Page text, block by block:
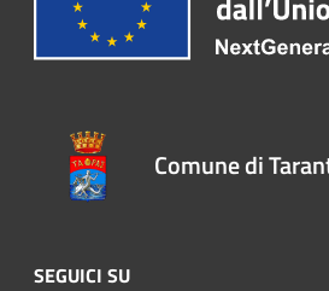
Comune di
SEGUICI SU